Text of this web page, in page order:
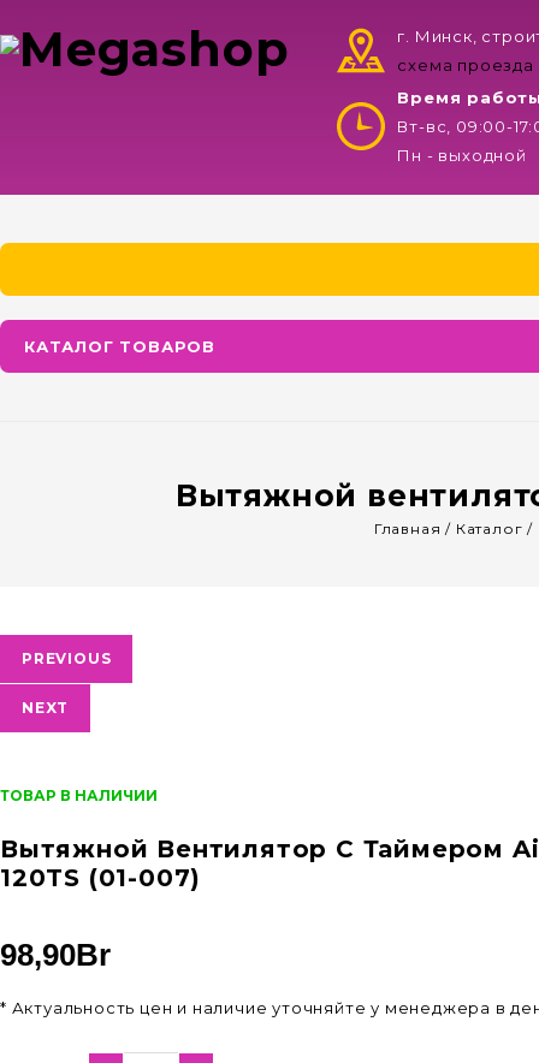
г. Минск,
схема проезда
Время
Вт-вс, 09:00-
Пн - выходной
КАТАЛОГ ТОВАРОВ
Вытяжной
Главная / Каталог /
PREVIOUS
NEXT
ТОВАР В НАЛИЧИИ
Вытяжной Вентилятор С Таймером
120TS (01-007)
98,90Br
* Актуальность цен и наличие уточняйте у менеджера в